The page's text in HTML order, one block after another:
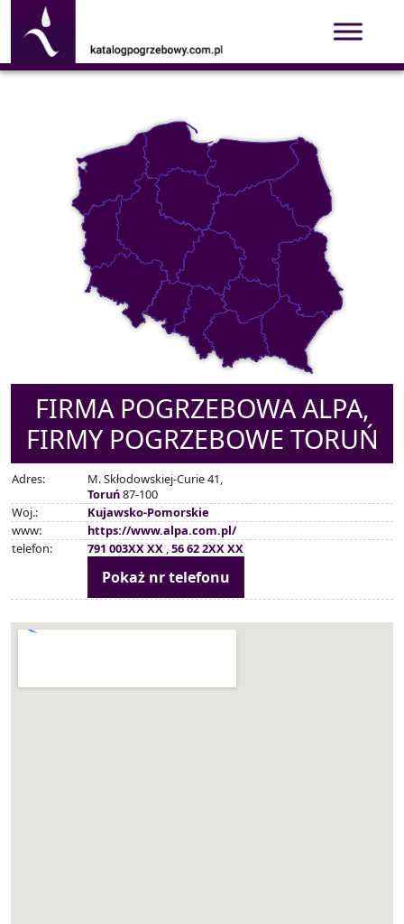
FIRMA POGRZEBOWA ALPA,
FIRMY POGRZEBOWE TORUŃ
Adres:
M. Skłodowskiej-Curie 41,
Toruń87-100
Woj.:
Kujawsko-Pomorskie
www:
https://www.alpa.com.pl/
telefon:
791 003XX XX ,56 62 2XX XX
Pokaż nr telefonu